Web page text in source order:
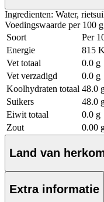
Ingredienten: Water,
Voedingswaarde per 100
Soort
Per
Energie
815
Vet totaal
0.0 g
Vet verzadigd
0.0 g
Koolhydraten totaal 48.0
Suikers
48.0
Eiwit totaal
0.0 g
Zout
0.00
Land van
Extra informatie